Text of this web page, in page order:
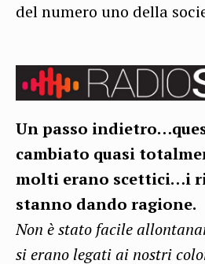
del numero uno della
Un passo
cambiato quasi
molti erano scettici…i
stanno dando ragione.
Non è stato facile
si erano legati ai nostri